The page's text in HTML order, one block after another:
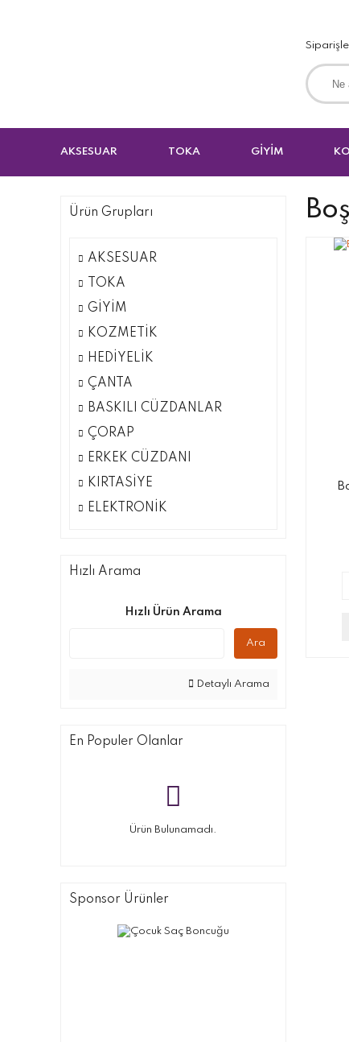
AKSESUAR TOKA GİYİM
Ürün Grupları
AKSESUAR
TOKA
GİYİM
KOZMETİK
HEDİYELİK
ÇANTA
BASKILI CÜZDANLAR
ÇORAP
ERKEK CÜZDANI
KIRTASİYE
ELEKTRONİK
Hızlı Arama
Hızlı Ürün Arama
Ara
Detaylı Arama
En Populer Olanlar
Ürün Bulunamadı.
Sponsor Ürünler